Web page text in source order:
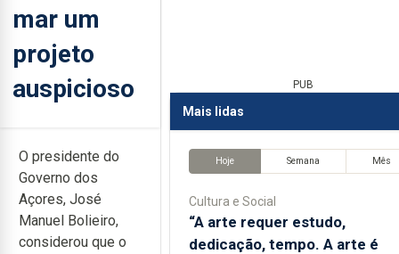
mar um
projeto
auspicioso
O presidente do
Governo dos
Açores, José
Manuel Bolieiro,
considerou que o
PUB
Mais lidas
Hoje Semana Mês
Cultura e Social
“A arte requer estudo,
dedicação, tempo. A arte é